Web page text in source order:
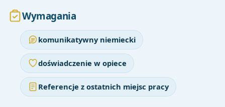
Wymagania
komunikatywny niemiecki
doświadczenie w opiece
Referencje z ostatnich miejsc pracy